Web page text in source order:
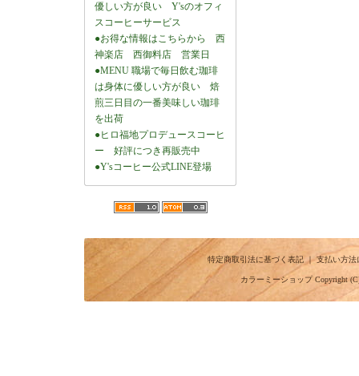
優しい方が良い Y'sのオフィ
スコーヒーサービス
●お得な情報はこちらから 西
神楽店 西御料店 営業日
●MENU 職場で毎日飲む珈琲
は身体に優しい方が良い 焙
煎三日目の一番美味しい珈琲
を出荷
●ヒロ福地プロデュースコーヒ
ー 好評につき再販売中
●Y'sコーヒー公式LINE登場
特定商取引法に基づく表記｜支払い方法
カラーミーショップCopyright